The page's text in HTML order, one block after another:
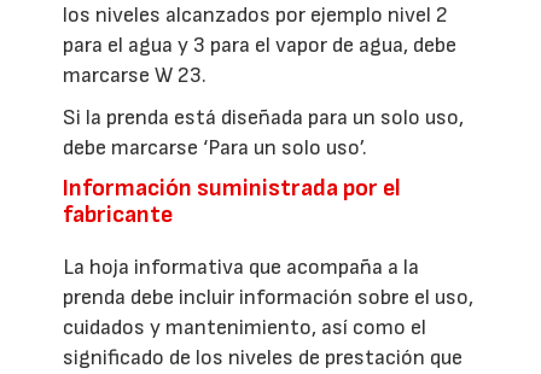
los niveles alcanzados por ejemplo nivel 2
para el agua y 3 para el vapor de agua, debe
marcarse W 23.
Si la prenda está diseñada para un solo uso,
debe marcarse ‘Para un solo uso’.
Información suministrada por el
fabricante
La hoja informativa que acompaña a la
prenda debe incluir información sobre el uso,
cuidados y mantenimiento, así como el
significado de los niveles de prestación que